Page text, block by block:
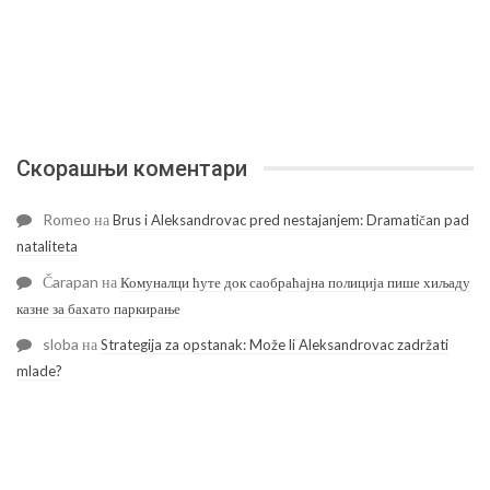
Скорашњи коментари
Romeo наBrus i Aleksandrovac pred nestajanjem: Dramatičan pad
nataliteta
Čarapan наКомуналци ћуте док саобраћајна полиција пише хиљаду
казне за бахато паркирање
sloba наStrategija za opstanak: Može li Aleksandrovac zadržati
mlade?